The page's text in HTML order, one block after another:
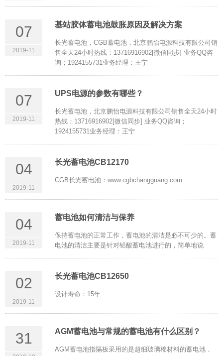
07
2019-11
基站胶体蓄电池鼓胀原因及解决方案
长光蓄电池，CGB蓄电池，北京鹏怡电源科技有限公司销
售全天24小时热线：13716916902[微信同步] 业务QQ咨
询；1924155731业务经理：王宁
07
2019-11
UPS电源的参数有哪些？
长光蓄电池，北京鹏怡电源科技有限公司销售全天24小时
热线：13716916902[微信同步] 业务QQ咨询；
1924155731业务经理：王宁
04
2019-11
长光蓄电池CB12170
CGB长光蓄电池：www.cgbchangguang.com
04
2019-11
蓄电池如何清洁与保养
保持蓄电池的正常工作，蓄电池的清洁是必不可少的。蓄
电池的清洁主要是针对铅酸蓄电池进行的，简单地说
02
2019-11
长光蓄电池CB12650
设计寿命：15年
31 AGM蓄电池与常规的蓄电池有什么区别？
AGM蓄电池指隔板采用的是超细玻璃棉材料的蓄电池，